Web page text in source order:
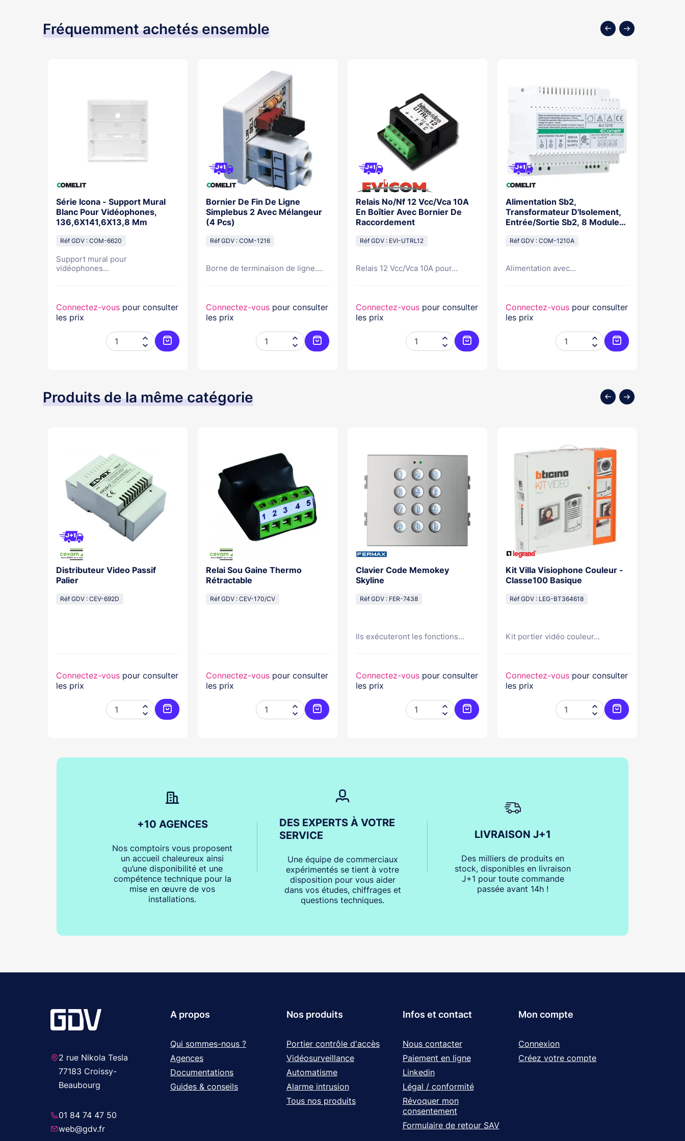
Fréquemment achetés ensemble
Série Icona - Support Mural
Blanc Pour Vidéophones,
136,6X141,6X13,8 Mm
Réf GDV : COM-6620
Support mural pour
vidéophones...
Connectez-vous pour consulter
les prix


Ajouter au panier
Bornier De Fin De Ligne
Simplebus 2 Avec Mélangeur
(4 Pcs)
Réf GDV : COM-1216
Borne de terminaison de ligne....
Connectez-vous pour consulter
les prix


Ajouter au panier
Relais No/Nf 12 Vcc/Vca 10A
En Boîtier Avec Bornier De
Raccordement
Réf GDV : EVI-UTRL12
Relais 12 Vcc/Vca 10A pour...
Connectez-vous pour consulter
les prix


Ajouter au panier
Alimentation Sb2,
Transformateur D'Isolement,
Entrée/Sortie Sb2, 8 Modules
Réf GDV : COM-1210A
Alimentation avec...
Connectez-vous pour consulter
les prix


Ajouter au panier
Produits de la même catégorie
Distributeur Video Passif
Palier
Réf GDV : CEV-692D
Connectez-vous pour consulter
les prix


Ajouter au panier
Relai Sou Gaine Thermo
Rétractable
Réf GDV : CEV-170/CV
Connectez-vous pour consulter
les prix


Ajouter au panier
Clavier Code Memokey
Skyline
Réf GDV : FER-7438
Ils exécuteront les fonctions...
Connectez-vous pour consulter
les prix


Ajouter au panier
Kit Villa Visiophone Couleur -
Classe100 Basique
Réf GDV : LEG-BT364618
Kit portier vidéo couleur...
Connectez-vous pour consulter
les prix


Ajouter au panier
+10 AGENCES
Nos comptoirs vous proposent
un accueil chaleureux ainsi
qu’une disponibilité et une
compétence technique pour la
mise en œuvre de vos
installations.
DES EXPERTS À VOTRE
SERVICE
Une équipe de commerciaux
expérimentés se tient à votre
disposition pour vous aider
dans vos études, chiffrages et
questions techniques.
LIVRAISON J+1
Des milliers de produits en
stock, disponibles en livraison
J+1 pour toute commande
passée avant 14h !
2 rue Nikola Tesla
77183 Croissy-
Beaubourg
01 84 74 47 50
web@gdv.fr
A propos
Qui sommes-nous ?
Agences
Documentations
Guides & conseils
Nos produits
Portier contrôle d'accès
Vidéosurveillance
Automatisme
Alarme intrusion
Tous nos produits
Infos et contact
Nous contacter
Paiement en ligne
Linkedin
Légal / conformité
Révoquer mon
consentement
Formulaire de retour SAV
Mon compte
Connexion
Créez votre compte